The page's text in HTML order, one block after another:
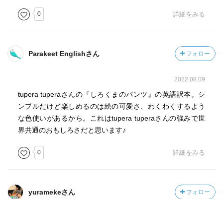
0 詳細をみる
Parakeet Englishさん フォロー
2022.08.09
tupera tuperaさんの『しろくまのパンツ』の英語訳本。シ
ンプルだけど楽しめるのは絵の可愛さ、わくわくするよう
な色使いがあるから。これはtupera tuperaさんの強みで世
界共通のおもしろさだと思います♪
0 詳細をみる
yuramekeさん フォロー